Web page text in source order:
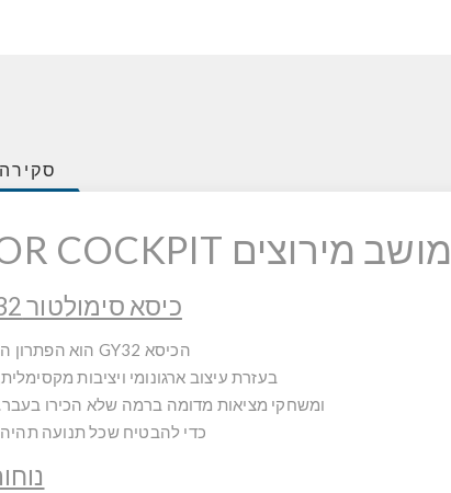
סקירה
מושב מירוצים PLAYGAME RACING SIMULATOR COCKPIT
כיסא סימולטור GY32: דמיון הופך למציאות
הכיסא GY32 הוא הפתרון המושלם לחוויית סימולציה אולטימטיבית.
בעזרת עיצוב ארגונומי ויציבות
ומשחקי מציאות מדומה ברמה שלא הכירו בעבר.
כדי להבטיח שכל תנועה